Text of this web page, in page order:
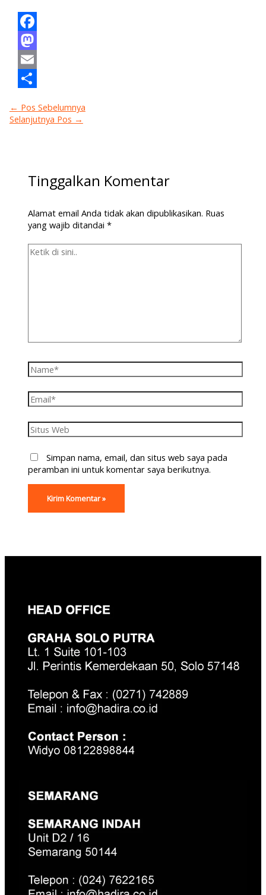
Facebook
Mastodon
Email
← Pos Sebelumnya
Selanjutnya Pos →
Tinggalkan Komentar
Alamat email Anda tidak akan dipublikasikan. Ruas
yang wajib ditandai*
Simpan nama, email, dan situs web saya pada
peramban ini untuk komentar saya berikutnya.